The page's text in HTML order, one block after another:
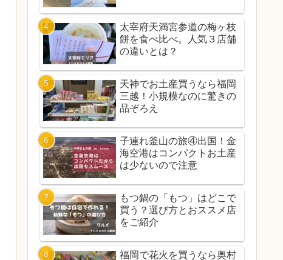
太宰府天満宮参道の梅ヶ枝
餅を食べ比べ。人気３店舗
の違いとは？
天神でお土産買うなら福岡
三越！小規模なのに驚きの
品ぞろえ
子連れ釜山の旅④出国！金
海空港はコンパクトお土産
は少ないので注意
もつ鍋の「もつ」はどこで
買う？選び方とおススメ店
をご紹介
福岡で花火を買うなら奥村